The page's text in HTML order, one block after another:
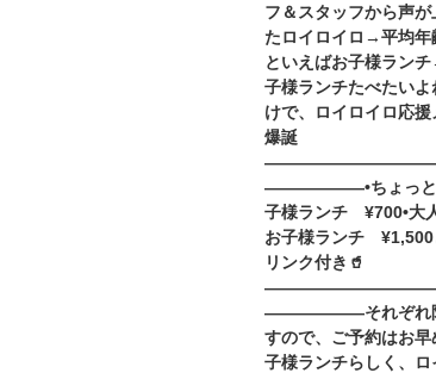
フ＆スタッフから声が
たロイロイロ→平均
といえばお子様ラン
子様ランチたべたいよ
けで、ロイロイロ応
爆誕
——————•ちょっと
子様ランチ ¥700•大
お子様ランチ ¥1,500
リンク付き🥤
——————それぞれ
すので、ご予約はお
子様ランチらしく、ロ